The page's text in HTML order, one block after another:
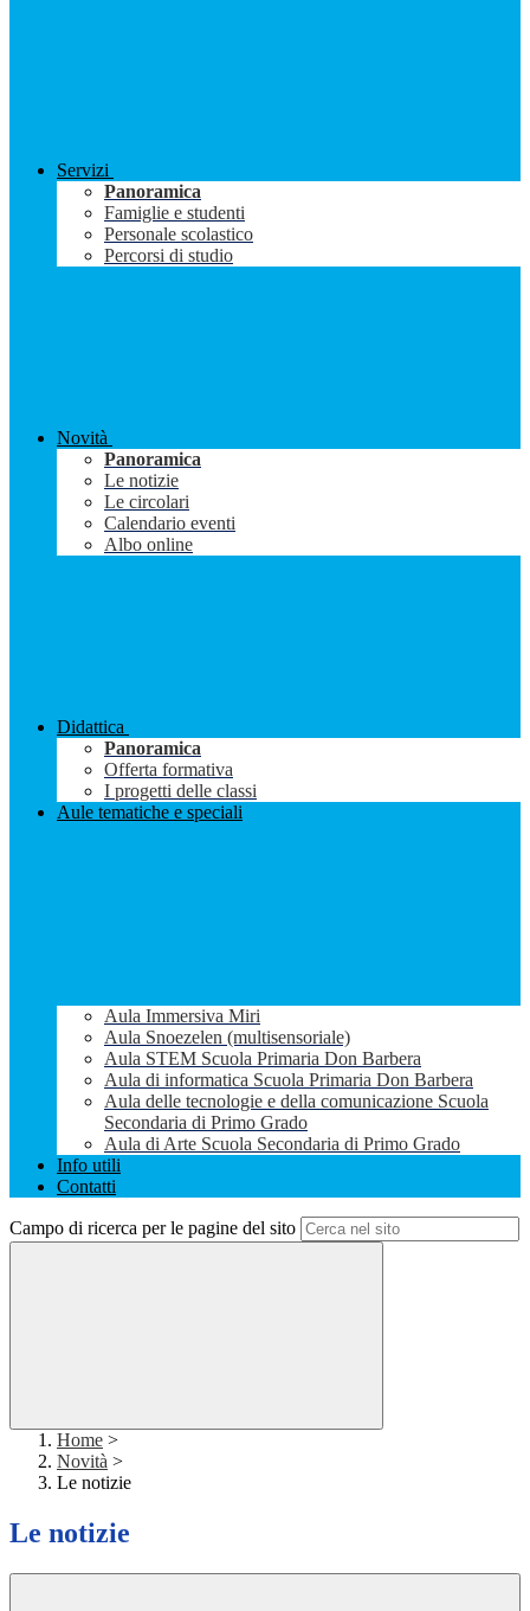
Servizi
Panoramica
Famiglie e studenti
Personale scolastico
Percorsi di studio
Novità
Panoramica
Le notizie
Le circolari
Calendario eventi
Albo online
Didattica
Panoramica
Offerta formativa
I progetti delle classi
Aule tematiche e speciali
Aula Immersiva Miri
Aula Snoezelen (multisensoriale)
Aula STEM Scuola Primaria Don Barbera
Aula di informatica Scuola Primaria Don Barbera
Aula delle tecnologie e della comunicazione Scuola
Secondaria di Primo Grado
Aula di Arte Scuola Secondaria di Primo Grado
Info utili
Contatti
Campo di ricerca per le pagine del sito
Home >
Novità >
Le notizie
Le notizie